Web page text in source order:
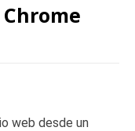
web desde un